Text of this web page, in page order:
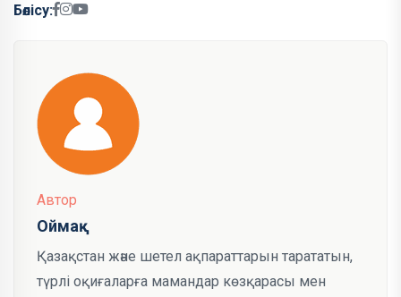
Бөлісу:
Автор
Оймақ
Қазақстан және шетел ақпараттарын тарататын,
түрлі оқиғаларға мамандар көзқарасы мен